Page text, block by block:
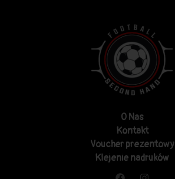
O Nas
Kontakt
Voucher prezentowy
Klejenie nadruków